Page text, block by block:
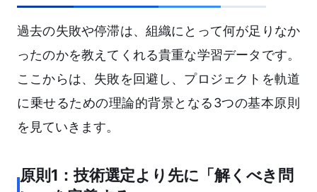
過去の失敗や停滞は、組織にとって何が足りなか
ったのかを教えてくれる貴重な学習データです。
ここからは、失敗を回避し、プロジェクトを軌道
に乗せるための理論的背景となる3つの基本原則
を見ていきます。
原則1：技術選定より先に「解くべき問